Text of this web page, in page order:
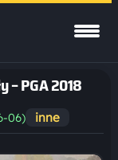
– PGA 2018
06) inne